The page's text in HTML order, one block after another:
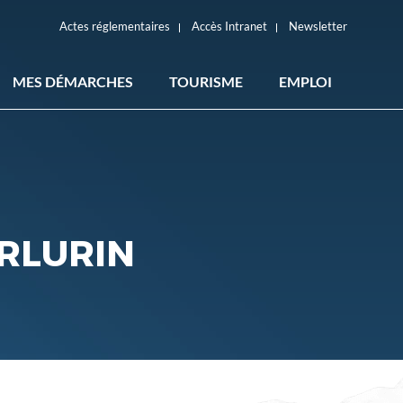
Actes réglementaires Accès Intranet Newsletter
MES DÉMARCHES TOURISME EMPLOI